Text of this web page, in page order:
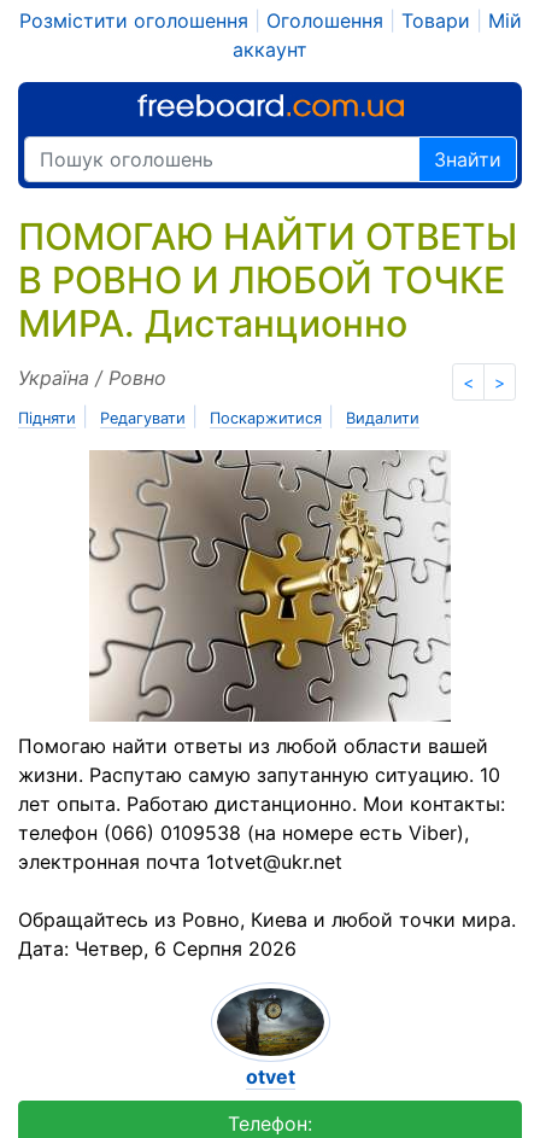
Розмістити оголошення Оголошення Товари
Мій
аккаунт
Знайти
ПОМОГАЮ НАЙТИ ОТВЕТЫ
В РОВНО И ЛЮБОЙ ТОЧКЕ
МИРА. Дистанционно
< >
Україна / Ровно
Підняти Редагувати Поскаржитися Видалити
Помогаю найти ответы из любой области вашей
жизни. Распутаю самую запутанную ситуацию. 10
лет опыта. Работаю дистанционно. Мои контакты:
телефон (066) 0109538 (на номере есть Viber),
электронная почта 1otvet@ukr.net
Обращайтесь из Ровно, Киева и любой точки мира.
Дата: Четвер, 6 Серпня 2026
otvet
Телефон: